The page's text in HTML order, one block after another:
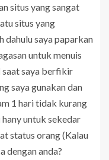
situs yang sangat
situs yang
saya paparkan
untuk menuis
saat saya berfikir
saya gunakan dan
1 hari tidak kurang
untuk sekedar
status orang (Kalau
dengan anda?